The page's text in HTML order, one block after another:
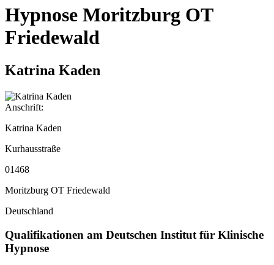
Hypnose Moritzburg OT
Friedewald
Katrina Kaden
Anschrift:
Katrina Kaden
Kurhausstraße
01468
Moritzburg OT Friedewald
Deutschland
Qualifikationen am Deutschen Institut für Klinische
Hypnose